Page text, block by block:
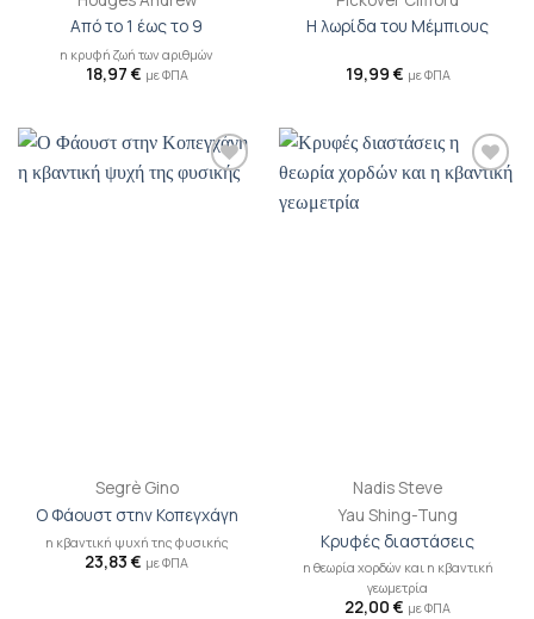
Από το 1 έως το 9
η κρυφή ζωή των αριθμών
18,97 € με ΦΠΑ
Η λωρίδα του Μέμπιους
19,99 € με ΦΠΑ
Προσθήκη
Segrè Gino
Ο Φάουστ στην Κοπεγχάγη
η κβαντική ψυχή της φυσικής
23,83 € με ΦΠΑ
Προσθήκη
Nadis Steve
Yau Shing-Tung
Κρυφές διαστάσεις
η θεωρία χορδών και η κβαντική
γεωμετρία
22,00 € με ΦΠΑ